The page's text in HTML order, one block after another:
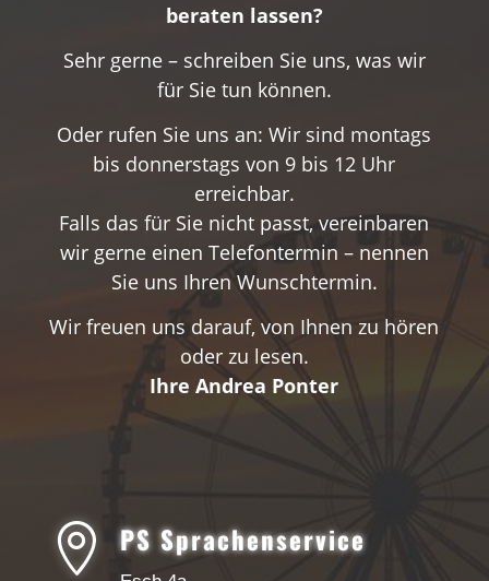
beraten lassen?
Sehr gerne – schreiben Sie uns, was wir
für Sie tun können.
Oder rufen Sie uns an: Wir sind montags
bis donnerstags von 9 bis 12 Uhr
erreichbar.
Falls das für Sie nicht passt, vereinbaren
wir gerne einen Telefontermin – nennen
Sie uns Ihren Wunschtermin.
Wir freuen uns darauf, von Ihnen zu hören
oder zu lesen.
Ihre Andrea Ponter
 PS Sprachenservice